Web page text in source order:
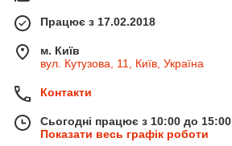
Працює з 17.02.2018
м. Київ
вул. Кутузова, 11, Київ, Україна
Контакти
Сьогодні працює з 10:00 до 15:00
Показати весь графік роботи